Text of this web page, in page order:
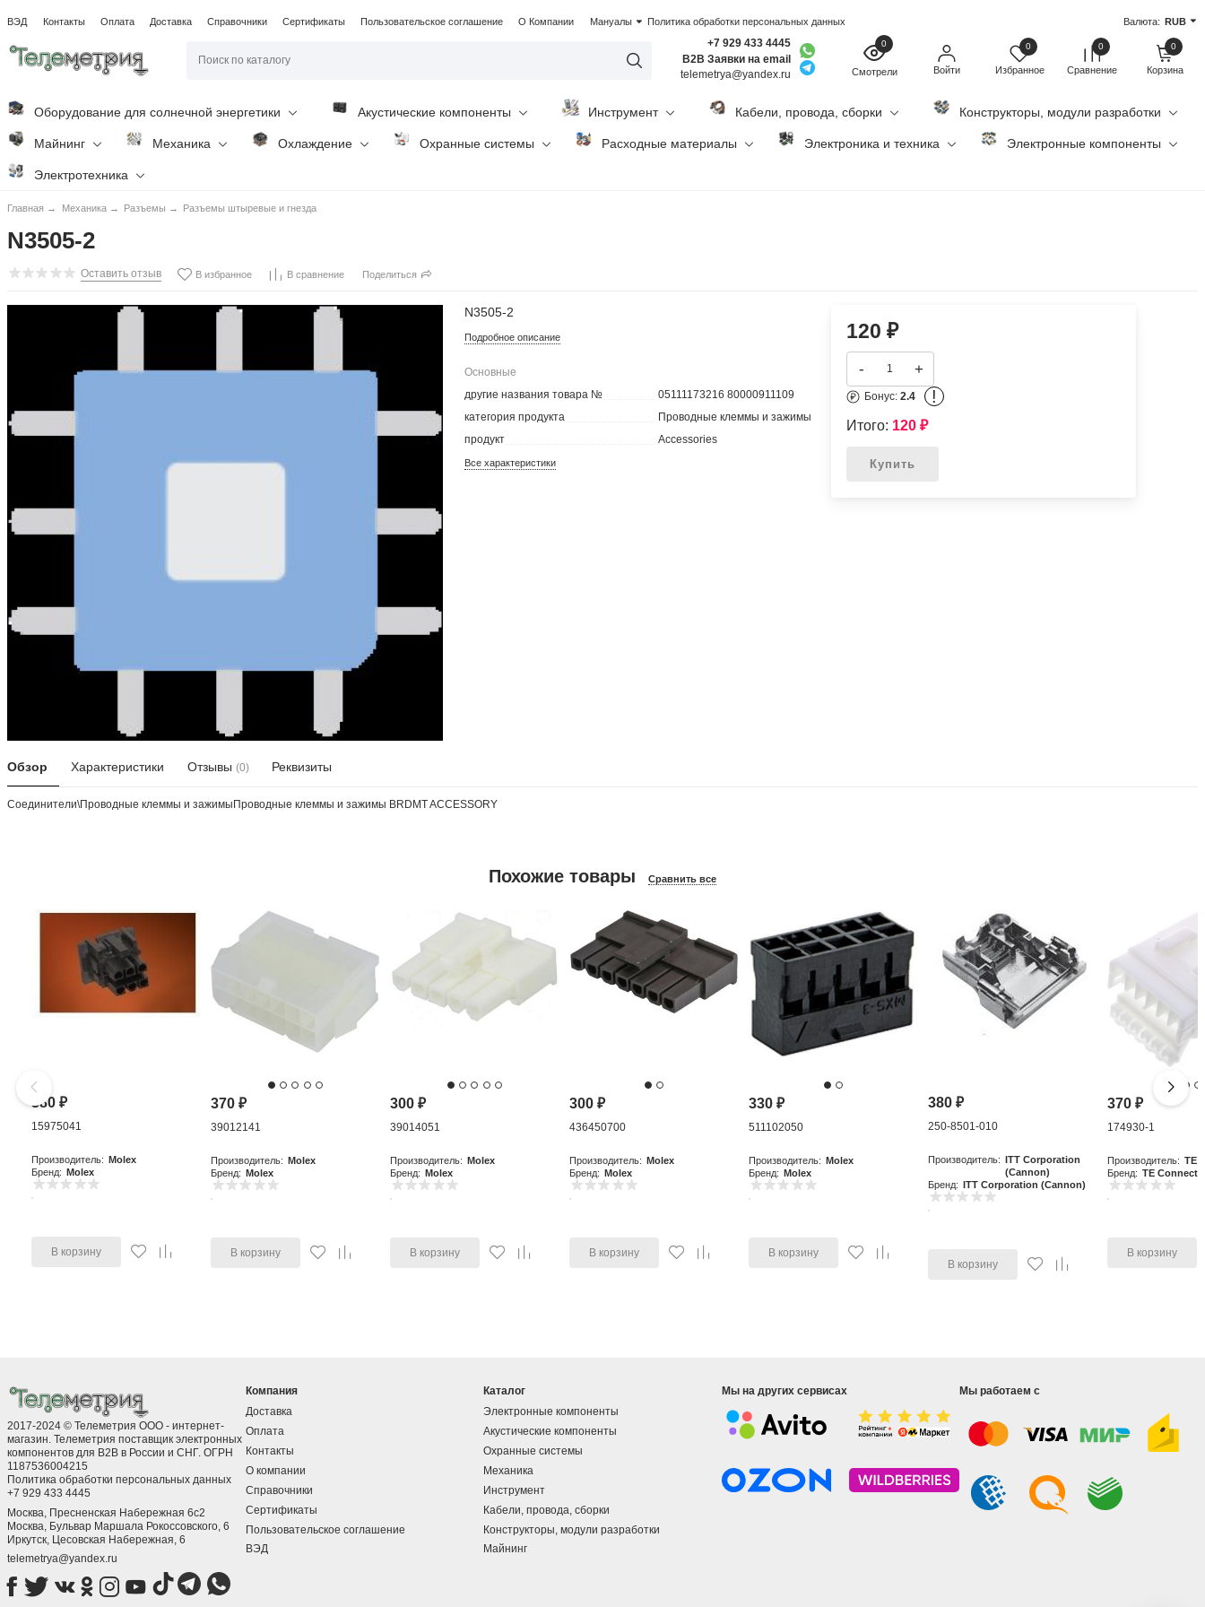
ВЭД Контакты Оплата Доставка Справочники Сертификаты Пользовательское соглашение О Компании Мануалы Политика обработки персональных данных Валюта: RUB
+7 929 433 4445
B2B Заявки на email
telemetrya@yandex.ru
0
Смотрели Войти
0
Избранное
0
Сравнение
0
Корзина
Оборудование для солнечной энергетики Акустические компоненты Инструмент Кабели, провода, сборки Конструкторы, модули разработки
Майнинг Механика Охлаждение Охранные системы Расходные материалы Электроника и техника Электронные компоненты
Электротехника
Главная → Механика → Разъемы → Разъемы штыревые и гнезда
N3505-2
Оставить отзыв В избранное В сравнение Поделиться
N3505-2
Подробное описание
Основные
другие названия товара №
05111173216 80000911109
категория продукта
Проводные клеммы и зажимы
продукт
Accessories
Все характеристики
120 ₽
- +
Бонус: 2.4 !
Итого: 120 ₽
Купить
Обзор Характеристики Отзывы (0) Реквизиты
Соединители\Проводные клеммы и зажимыПроводные клеммы и зажимы BRDMT ACCESSORY
Похожие товары Сравнить все
380₽
15975041
Производитель: Molex
Бренд: Molex
В корзину
370₽
39012141
Производитель: Molex
Бренд: Molex
В корзину
300₽
39014051
Производитель: Molex
Бренд: Molex
В корзину
300₽
436450700
Производитель: Molex
Бренд: Molex
В корзину
330₽
511102050
Производитель: Molex
Бренд: Molex
В корзину
380₽
250-8501-010
Производитель: ITT Corporation
(Cannon)
Бренд: ITT Corporation (Cannon)
В корзину
370₽
174930-1
Производитель: TE
Бренд: TE
В корзину
2017-2024 © Телеметрия ООО - интернет-
магазин. Телеметрия поставщик электронных
компонентов для B2B в России и СНГ. ОГРН
1187536004215
Политика обработки персональных данных
+7 929 433 4445
Москва, Пресненская Набережная 6с2
Москва, ​Бульвар Маршала Рокоссовского, 6
Иркутск, ​Цесовская Набережная, 6
telemetrya@yandex.ru
Компания
Доставка
Оплата
Контакты
О компании
Справочники
Сертификаты
Пользовательское соглашение
ВЭД
Каталог
Электронные компоненты
Акустические компоненты
Охранные системы
Механика
Инструмент
Кабели, провода, сборки
Конструкторы, модули разработки
Майнинг
Мы на других сервисах Мы работаем с